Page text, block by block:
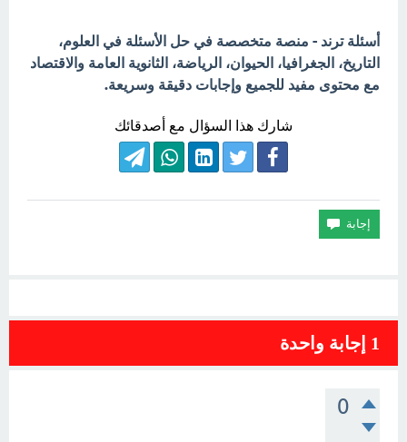
أسئلة ترند - منصة متخصصة في حل الأسئلة في العلوم،
التاريخ، الجغرافيا، الحيوان، الرياضة، الثانوية العامة والاقتصاد
مع محتوى مفيد للجميع وإجابات دقيقة وسريعة.
شارك هذا السؤال مع أصدقائك
1 إجابة واحدة
0